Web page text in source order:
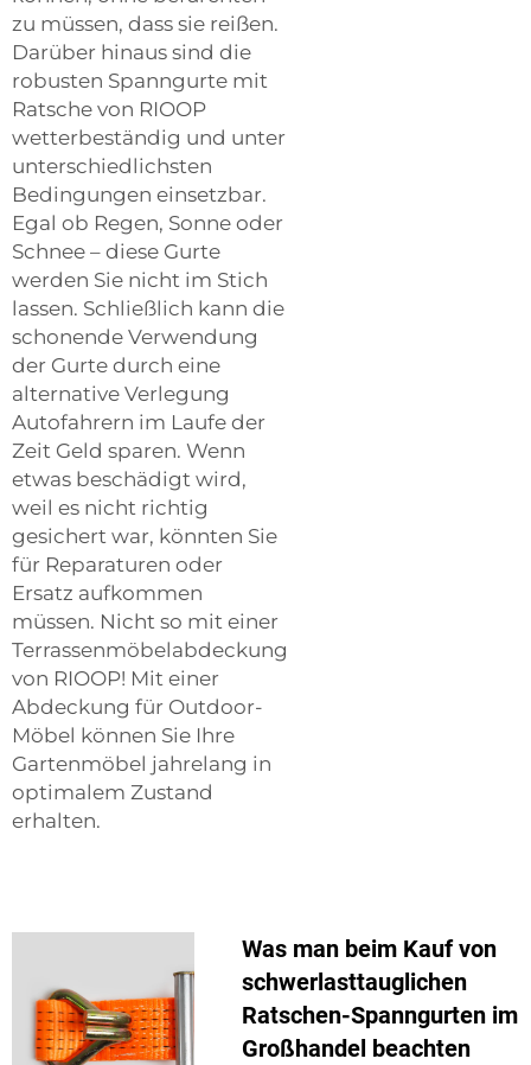
zu müssen, dass sie reißen.
Darüber hinaus sind die
robusten Spanngurte mit
Ratsche von RIOOP
wetterbeständig und unter
unterschiedlichsten
Bedingungen einsetzbar.
Egal ob Regen, Sonne oder
Schnee – diese Gurte
werden Sie nicht im Stich
lassen. Schließlich kann die
schonende Verwendung
der Gurte durch eine
alternative Verlegung
Autofahrern im Laufe der
Zeit Geld sparen. Wenn
etwas beschädigt wird,
weil es nicht richtig
gesichert war, könnten Sie
für Reparaturen oder
Ersatz aufkommen
müssen. Nicht so mit einer
Terrassenmöbelabdeckung
von RIOOP! Mit einer
Abdeckung für Outdoor-
Möbel können Sie Ihre
Gartenmöbel jahrelang in
optimalem Zustand
erhalten.
Was man beim Kauf von
schwerlasttauglichen
Ratschen-Spanngurten im
Großhandel beachten